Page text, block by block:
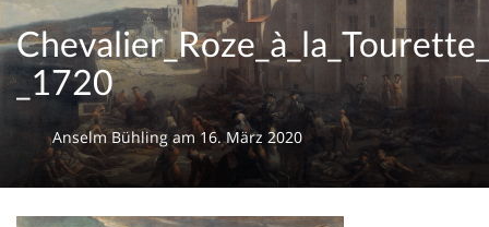
Magazin für Literatur und Zeitgenossenschaft
_1720
Anselm Bühling am 16. März 2020